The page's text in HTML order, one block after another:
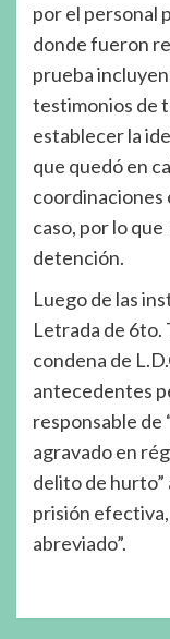
por el personal
donde fueron
prueba
testimonios de
establecer la
que quedó en
coordinaciones
caso, por lo
detención.
Luego de las
Letrada de 6to.
condena de
antecedentes
responsable de
agravado en
delito de hurto”
prisión
abreviado”.